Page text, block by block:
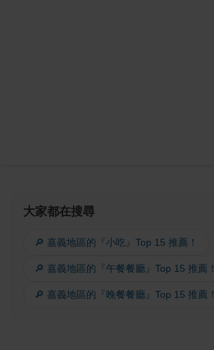
大家都在搜尋
🔎 嘉義地區的『小吃』Top 15 推薦！
🔎 嘉義地區的『午餐餐廳』Top 15 推薦！
🔎 嘉義地區的『晚餐餐廳』Top 15 推薦！